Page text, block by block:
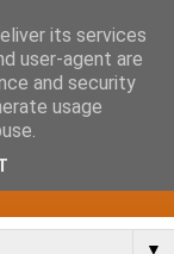
▼
its services
user-agent are
and security
usage